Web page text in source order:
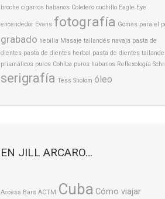
broche cigarros habanos Coletero cuchillo Eagle Eye
encendedor Evans fotografía Gomas para el
grabado hebilla Masaje tailandés navaja pasta de
dientes pasta de dientes herbal pasta de dientes
prismáticos puros Cohíba puros habanos Reflexología
serigrafía Tess Sholom óleo
EN JILL ARCARO…
Access Bars ACTM Cuba Cómo viajar